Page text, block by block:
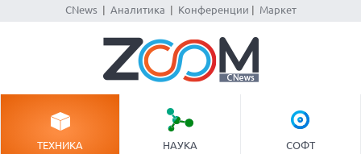
CNews| Аналитика Конференции Маркет
ТЕХНИКА НАУКА СОФТ